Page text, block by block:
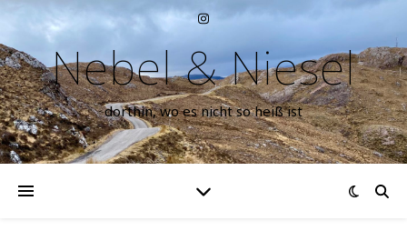
Nebel & Niesel
dorthin, wo es nicht so heiß ist